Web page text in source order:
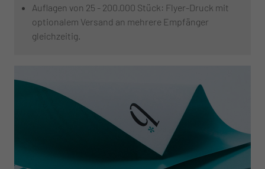
Auflagen von 25 - 200.000 Stück: Flyer-Druck mit
optionalem Versand an mehrere Empfänger
gleichzeitig.